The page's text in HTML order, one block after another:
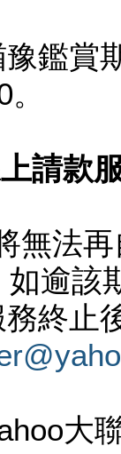
鑑賞
請款
無法
逾該
終止
大